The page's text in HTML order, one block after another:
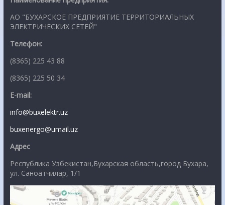
АО "БУХАРСКОЕ ПРЕДПРИЯТИЕ ТЕРРИТОРИАЛЬНЫХ
ЭЛЕКТРИЧЕСКИХ СЕТЕЙ"
Телефон:
(8365) 225 43 88
(8365) 225 50 34
E-mail:
info@buxelektr.uz
buxenergo@umail.uz
Адрес
Республика Узбекистан,Бухарская область,город Бухара,
ул. Саноатчилар, 1/1